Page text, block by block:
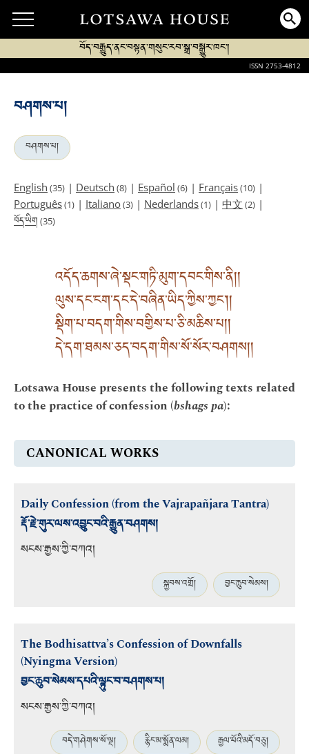
བོད་བརྒྱུད་ནང་བསྟན་གསུང་རབ་སྒྲ་བསྒྱུར་ཁང་།
ISSN 2753-4812
བཤགས་པ།
བཤགས་པ།
English (35) | Deutsch (8) | Español (6) | Français(10) |
Português(1) | Italiano(3) | Nederlands(1) | 中文 (2) |
བོད་ཡིག (35)
འདོད་ཆགས་ཞེ་སྡང་གཏི་མུག་དབང་གིས་ནི། །
ལུས་དང་ངག་དང་དེ་བཞིན་ཡིད་ཀྱིས་ཀྱང་། །
སྡིག་པ་བདག་གིས་བགྱིས་པ་ཅི་མཆིས་པ། །
དེ་དག་ཐམས་ཅད་བདག་གིས་སོ་སོར་བཤགས། །
Lotsawa House presents the following texts related
to the practice of confession (bshags pa):
CANONICAL WORKS
Daily Confession (from the Vajrapañjara Tantra)
རྡོ་རྗེ་གུར་ལས་འབྱུང་བའི་རྒྱུན་བཤགས།
སངས་རྒྱས་ཀྱི་བཀའ།
སྐྱབས་འགྲོ། བྱང་ཆུབ་སེམས།
The Bodhisattva’s Confession of Downfalls
(Nyingma Version)
བྱང་ཆུབ་སེམས་དཔའི་ལྟུང་བ་བཤགས་པ།
སངས་རྒྱས་ཀྱི་བཀའ།
བདེ་གཤེགས་སོ་ལྔ། རྙིང་མ་སྨོན་ལམ། རྒྱལ་པོའི་མདོ་བཅུ།